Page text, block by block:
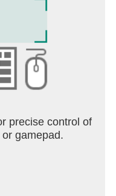
precise control of
gamepad.